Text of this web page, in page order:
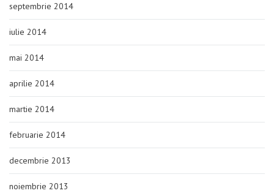
septembrie 2014
iulie 2014
mai 2014
aprilie 2014
martie 2014
februarie 2014
decembrie 2013
noiembrie 2013